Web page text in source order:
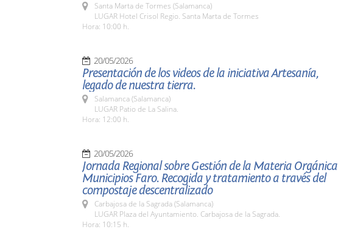
Santa Marta de Tormes (Salamanca)
LUGAR Hotel Crisol Regio. Santa Marta de Tormes
Hora: 10:00 h.
20/05/2026
Presentación de los videos de la iniciativa Artesanía,
legado de nuestra tierra.
Salamanca (Salamanca)
LUGAR Patio de La Salina.
Hora: 12:00 h.
20/05/2026
Jornada Regional sobre Gestión de la Materia Orgánica
Municipios Faro. Recogida y tratamiento a través del
compostaje descentralizado
Carbajosa de la Sagrada (Salamanca)
LUGAR Plaza del Ayuntamiento. Carbajosa de la Sagrada.
Hora: 10:15 h.